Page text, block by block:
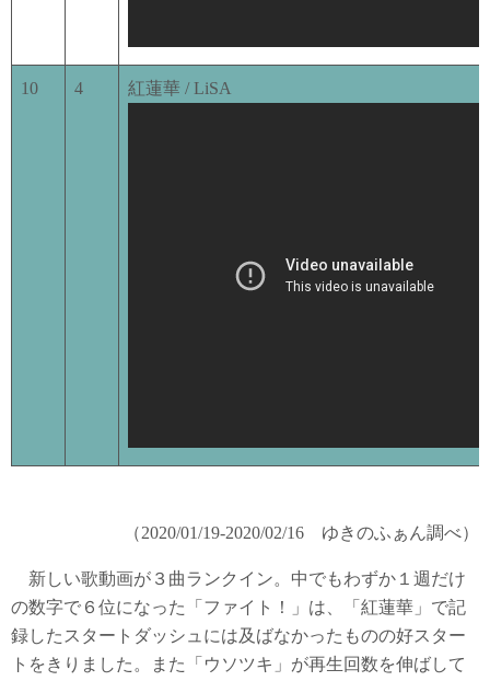
10 4 紅蓮華 / LiSA
（2020/01/19-2020/02/16 ゆきのふぁん調べ）
新しい歌動画が３曲ランクイン。中でもわずか１週だけ
の数字で６位になった「ファイト！」は、「紅蓮華」で記
録したスタートダッシュには及ばなかったものの好スター
トをきりました。また「ウソツキ」が再生回数を伸ばして